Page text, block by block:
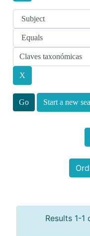
Start a new
Results 1-1